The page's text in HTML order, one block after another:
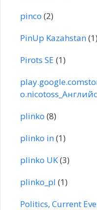
pinco (2)
PinUp Kazahstan(1)
Pirots SE (1)
plinko (8)
plinko in(1)
plinko UK(3)
plinko_pl (1)
Politics, Current